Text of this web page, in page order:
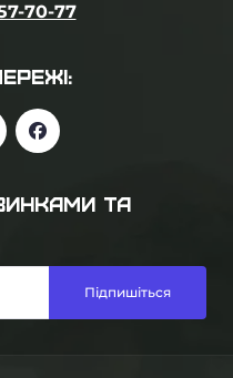
70-77
ТА
Підпишіться